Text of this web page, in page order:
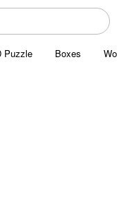
Puzzle Boxes